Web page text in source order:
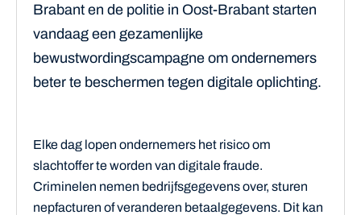
Brabant en de politie in Oost-Brabant starten
vandaag een gezamenlijke
bewustwordingscampagne om ondernemers
beter te beschermen tegen digitale oplichting.
Elke dag lopen ondernemers het risico om
slachtoffer te worden van digitale fraude.
Criminelen nemen bedrijfsgegevens over, sturen
nepfacturen of veranderen betaalgegevens. Dit kan